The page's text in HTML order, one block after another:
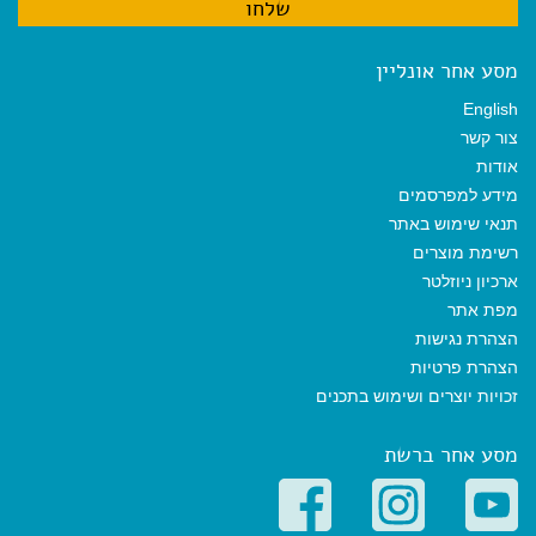
מסע אחר אונליין
English
צור קשר
אודות
מידע למפרסמים
תנאי שימוש באתר
רשימת מוצרים
ארכיון ניוזלטר
מפת אתר
הצהרת נגישות
הצהרת פרטיות
זכויות יוצרים ושימוש בתכנים
מסע אחר ברשת